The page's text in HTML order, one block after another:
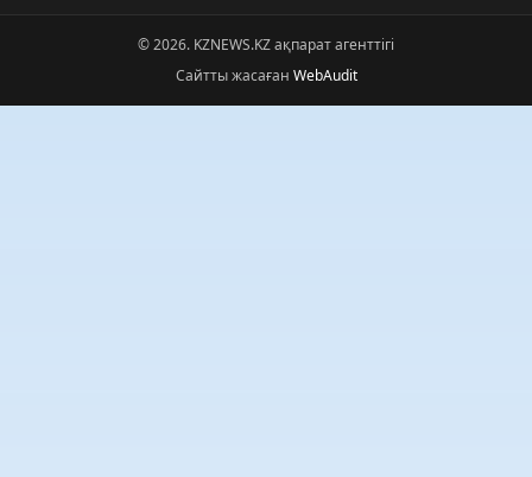
© 2026. KZNEWS.KZ ақпарат агенттігі
Сайтты жасаған WebAudit